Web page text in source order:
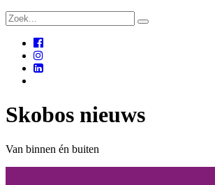
Skobos nieuws
Van binnen én buiten